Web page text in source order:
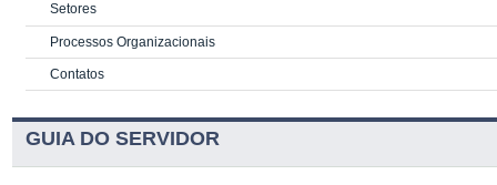
Setores
Processos Organizacionais
Contatos
GUIA DO SERVIDOR